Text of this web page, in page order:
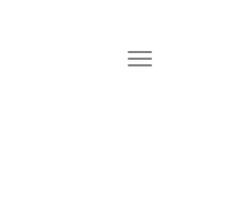
Toggle navigation